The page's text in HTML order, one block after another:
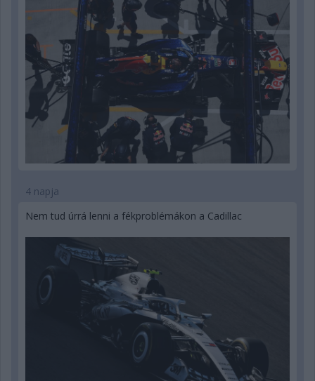
4 napja
Nem tud úrrá lenni a fékproblémákon a Cadillac